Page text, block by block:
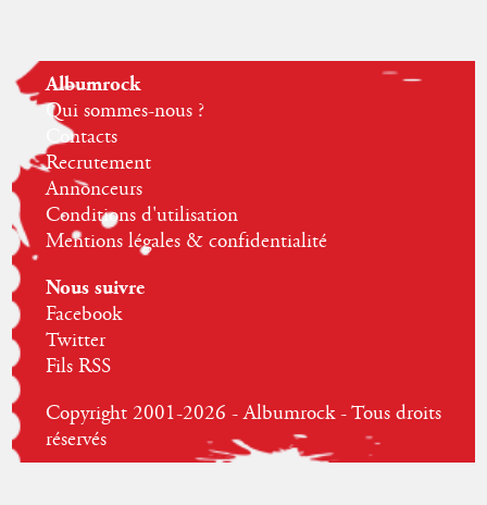
Albumrock
Qui sommes-nous ?
Contacts
Recrutement
Annonceurs
Conditions d'utilisation
Mentions légales & confidentialité
Nous suivre
Facebook
Twitter
Fils RSS
Copyright 2001-2026 - Albumrock - Tous droits
réservés